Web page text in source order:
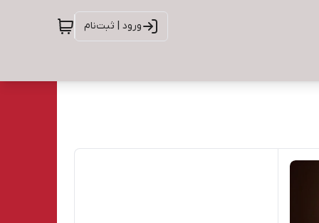
ورود | ثبت‌نام